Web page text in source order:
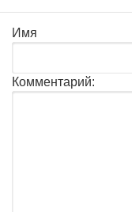
Имя
Комментарий: